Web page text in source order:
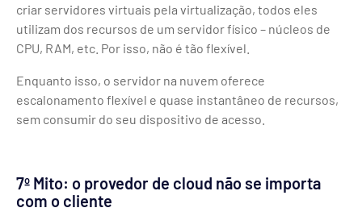
criar servidores virtuais pela virtualização, todos eles
utilizam dos recursos de um servidor físico – núcleos de
CPU, RAM, etc. Por isso, não é tão flexível.
Enquanto isso, o servidor na nuvem oferece
escalonamento flexível e quase instantâneo de recursos,
sem consumir do seu dispositivo de acesso.
7º Mito: o provedor de cloud não se importa
com o cliente